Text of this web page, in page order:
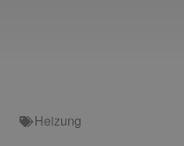
Heizung